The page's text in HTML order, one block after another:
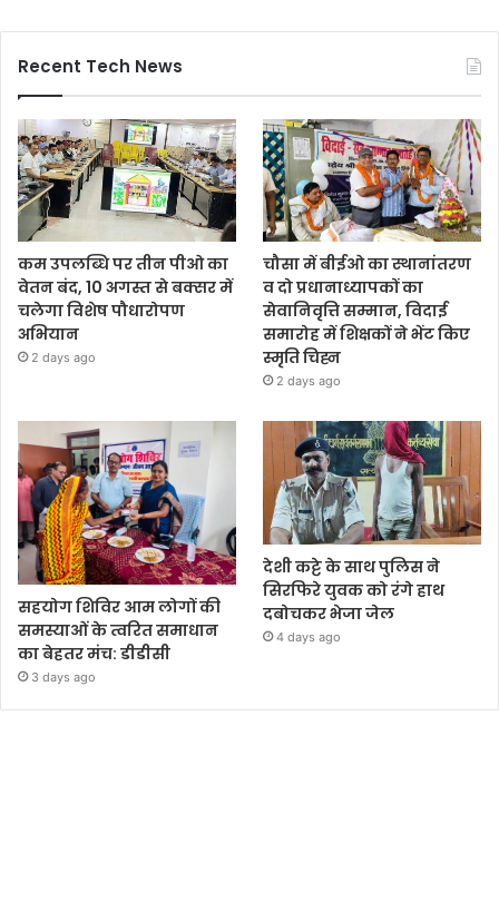
Recent Tech News
कम उपलब्धि पर तीन पीओ का
वेतन बंद, 10 अगस्त से बक्सर में
चलेगा विशेष पौधारोपण
अभियान
2 days ago
चौसा में बीईओ का स्थानांतरण
व दो प्रधानाध्यापकों का
सेवानिवृत्ति सम्मान, विदाई
समारोह में शिक्षकों ने भेंट किए
स्मृति चिह्न
2 days ago
सहयोग शिविर आम लोगों की
समस्याओं के त्वरित समाधान
का बेहतर मंच: डीडीसी
3 days ago
देशी कट्टे के साथ पुलिस ने
सिरफिरे युवक को रंगे हाथ
दबोचकर भेजा जेल
4 days ago